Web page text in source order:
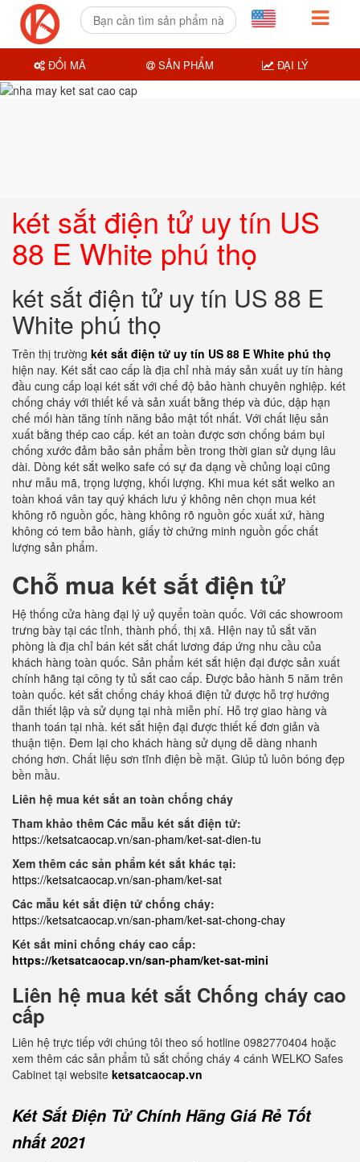
két sắt điện tử uy tín US
88 E White phú thọ
két sắt điện tử uy tín US 88 E
White phú thọ
Trên thị trường két sắt điện tử uy tín US 88 E White phú thọ
hiện nay. Két sắt cao cấp là địa chỉ nhà máy sản xuất uy tín hàng
đầu cung cấp loại két sắt với chế độ bảo hành chuyên nghiệp. két
chống cháy với thiết kế và sản xuất bằng thép và đúc, dập hạn
chế mối hàn tăng tính năng bảo mật tốt nhất. Với chất liệu sản
xuất bằng thép cao cấp. két an toàn được sơn chống bám bụi
chống xước đảm bảo sản phẩm bền trong thời gian sử dụng lâu
dài. Dòng két sắt welko safe có sự đa dạng về chủng loại cũng
như mẫu mã, trọng lượng, khối lượng. Khi mua két sắt welko an
toàn khoá vân tay quý khách lưu ý không nên chọn mua két
không rõ nguồn gốc, hàng không rõ nguồn gốc xuất xứ, hàng
không có tem bảo hành, giấy tờ chứng minh nguồn gốc chất
lượng sản phẩm.
Chỗ mua két sắt điện tử
Hệ thống cửa hàng đại lý uỷ quyển toàn quốc. Với các showroom
trưng bày tại các tỉnh, thành phố, thị xã. HIện nay tủ sắt văn
phòng là địa chỉ bán két sắt chất lương đáp ứng nhu cầu của
khách hàng toàn quốc. Sản phẩm két sắt hiện đại được sản xuất
chính hãng tại công ty tủ sắt cao cấp. Được bảo hành 5 năm trên
toàn quốc. két sắt chống cháy khoá điện tử được hỗ trợ hướng
dẫn thiết lập và sử dụng tại nhà miễn phí. Hỗ trợ giao hàng và
thanh toán tại nhà. két sắt hiện đại được thiết kế đơn giản và
thuận tiện. Đem lại cho khách hàng sử dụng dễ dàng nhanh
chóng hơn. Chất liệu sơn tĩnh điện bề mặt. Giúp tủ luôn bóng đẹp
bền mầu.
Liên hệ mua két sắt an toàn chống cháy
Tham khảo thêm Các mẫu két sắt điện tử:
https://ketsatcaocap.vn/san-pham/ket-sat-dien-tu
Xem thêm các sản phẩm két sắt khác tại:
https://ketsatcaocap.vn/san-pham/ket-sat
Các mẫu két sắt điện tử chống cháy:
https://ketsatcaocap.vn/san-pham/ket-sat-chong-chay
Két sắt mini chống cháy cao cấp:
https://ketsatcaocap.vn/san-pham/ket-sat-mini
Liên hệ mua két sắt Chống cháy cao
cấp
Liên hệ trực tiếp với chúng tôi theo số hotline 0982770404 hoặc
xem thêm các sản phẩm tủ sắt chống cháy 4 cánh WELKO Safes
Cabinet tại website ketsatcaocap.vn
Két Sắt Điện Tử Chính Hãng Giá Rẻ Tốt
nhất 2021
ĐỔI MÃ SẢN PHẨM ĐẠI LÝ